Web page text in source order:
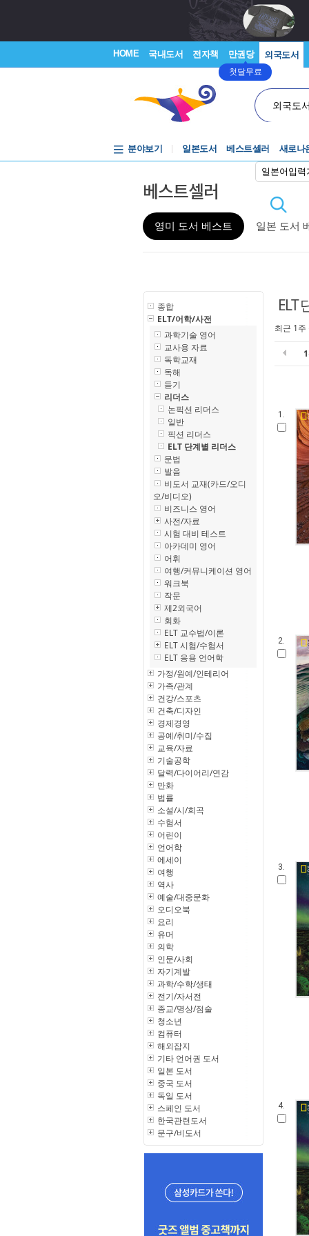
HOME 국내도서 전자책 만권당
첫달무료
외국도서
외국도
일본어입력
분야보기 일본도서 베스트셀러 새로나
베스트셀러
영미 도서 베스트 일본 도서
종합
ELT/어학/사전
과학기술 영어
교사용 자료
독학교재
독해
듣기
리더스
논픽션 리더스
일반
픽션 리더스
ELT 단계별 리더스
문법
발음
비도서 교재(카드/오디
오/비디오)
비즈니스 영어
사전/자료
시험 대비 테스트
아카데미 영어
어휘
여행/커뮤니케이션 영어
워크북
작문
제2외국어
회화
ELT 교수법/이론
ELT 시험/수험서
ELT 응용 언어학
가정/원예/인테리어
가족/관계
건강/스포츠
건축/디자인
경제경영
공예/취미/수집
교육/자료
기술공학
달력/다이어리/연감
만화
법률
소설/시/희곡
수험서
어린이
언어학
에세이
여행
역사
예술/대중문화
오디오북
요리
유머
의학
인문/사회
자기계발
과학/수학/생태
전기/자서전
종교/명상/점술
청소년
컴퓨터
해외잡지
기타 언어권 도서
일본 도서
중국 도서
독일 도서
스페인 도서
한국관련도서
문구/비도서
ELT
최근 1
1.
2.
3.
4.